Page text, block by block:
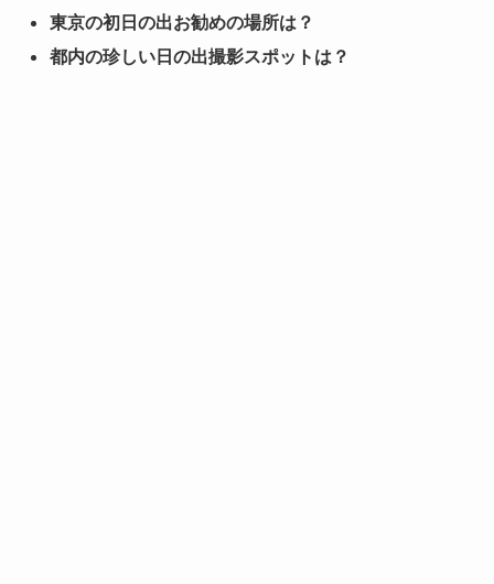
東京の初日の出お勧めの場所は？
都内の珍しい日の出撮影スポットは？